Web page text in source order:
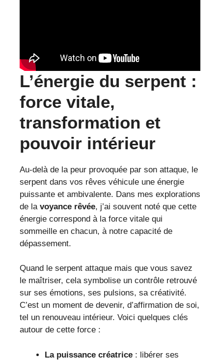
L’énergie du serpent :
force vitale,
transformation et
pouvoir intérieur
Au-delà de la peur provoquée par son attaque, le
serpent dans vos rêves véhicule une énergie
puissante et ambivalente. Dans mes explorations
de la voyance rêvée, j’ai souvent noté que cette
énergie correspond à la force vitale qui
sommeille en chacun, à notre capacité de
dépassement.
Quand le serpent attaque mais que vous savez
le maîtriser, cela symbolise un contrôle retrouvé
sur ses émotions, ses pulsions, sa créativité.
C’est un moment de devenir, d’affirmation de soi,
tel un renouveau intérieur. Voici quelques clés
autour de cette force :
La puissance créatrice : libérer ses